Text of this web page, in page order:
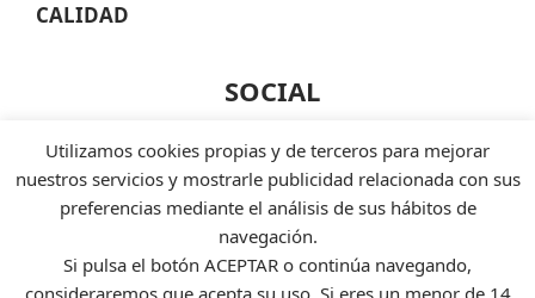
CALIDAD
SOCIAL
Instagram
Twiter
Linkedin
FORMAS DE PAGO
Utilizamos cookies propias y de terceros para mejorar
nuestros servicios y mostrarle publicidad relacionada con sus
preferencias mediante el análisis de sus hábitos de
navegación.
Si pulsa el botón ACEPTAR o continúa navegando,